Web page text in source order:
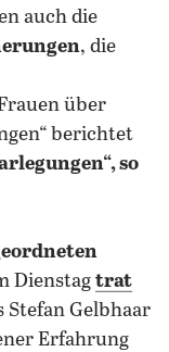
auch die
, die
über
berichtet
so
Dienstag trat
Stefan Gelbhaar
Erfahrung